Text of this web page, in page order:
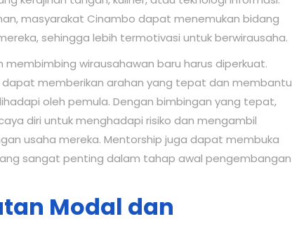
masyarakat Cinambo dapat menemukan bidang
sehingga lebih termotivasi untuk berwirausaha.
wirausahawan baru harus diperkuat.
memberikan arahan yang tepat dan membantu
oleh pemula. Dengan bimbingan yang tepat,
diri untuk menghadapi risiko dan mengambil
usaha mereka. Mentorship juga dapat membuka
sangat penting dalam tahap awal pengembangan
Modal dan